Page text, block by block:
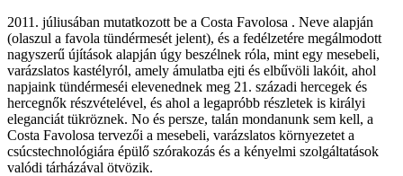
2011. júliusában mutatkozott be a Costa Favolosa . Neve alapján
(olaszul a favola tündérmesét jelent), és a fedélzetére megálmodott
nagyszerű újítások alapján úgy beszélnek róla, mint egy mesebeli,
varázslatos kastélyról, amely ámulatba ejti és elbűvöli lakóit, ahol
napjaink tündérmeséi elevenednek meg 21. századi hercegek és
hercegnők részvételével, és ahol a legapróbb részletek is királyi
eleganciát tükröznek. No és persze, talán mondanunk sem kell, a
Costa Favolosa tervezői a mesebeli, varázslatos környezetet a
csúcstechnológiára épülő szórakozás és a kényelmi szolgáltatások
valódi tárházával ötvözik.